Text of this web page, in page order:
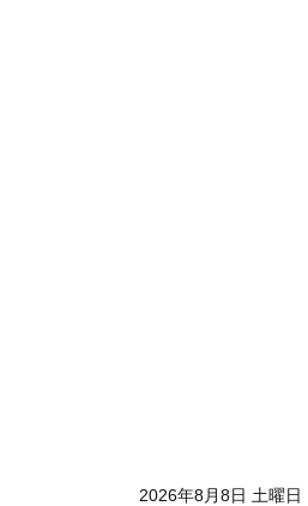
2026年8月8日 土曜日